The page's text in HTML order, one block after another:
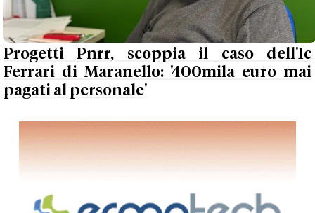
Progetti Pnrr, scoppia il caso dell'Ic
Ferrari di Maranello: '400mila euro mai
pagati al personale'